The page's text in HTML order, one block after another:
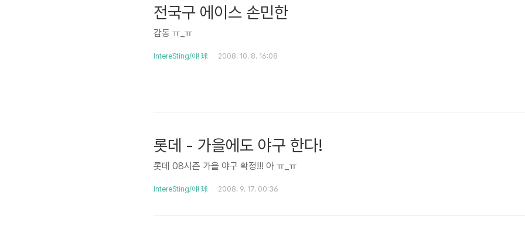
전국구 에이스 손민한
감동 ㅠ_ㅠ
IntereSting/야! 球 2008. 10. 8. 16:08
롯데 - 가을에도 야구 한다!
롯데 08시즌 가을 야구 확정!!! 아 ㅠ_ㅠ
IntereSting/야! 球 2008. 9. 17. 00:36